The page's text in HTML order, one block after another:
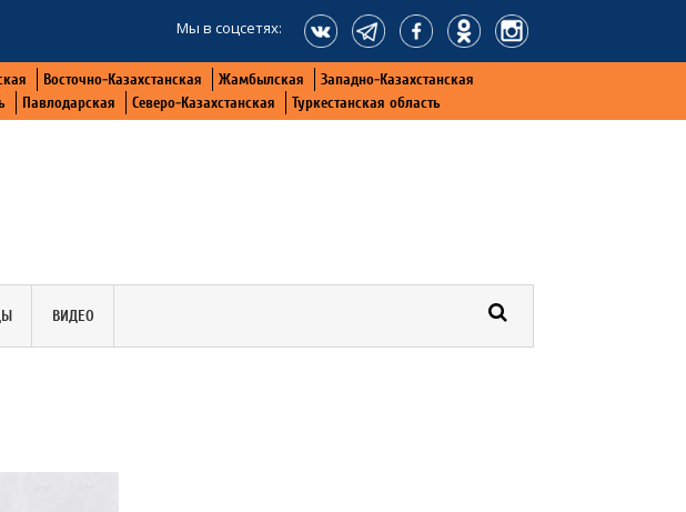
Мы в соцсетях:
Восточно-Казахстанская Жамбылская
Западно-Казахстанская
Павлодарская Северо-Казахстанская Туркестанская область
ВИДЕО